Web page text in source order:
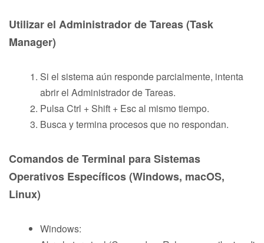
Utilizar el Administrador de Tareas (Task
Manager)
Si el sistema aún responde parcialmente, intenta
abrir el Administrador de Tareas.
Pulsa Ctrl + Shift + Esc al mismo tiempo.
Busca y termina procesos que no respondan.
Comandos de Terminal para Sistemas
Operativos Específicos (Windows, macOS,
Linux)
Windows: